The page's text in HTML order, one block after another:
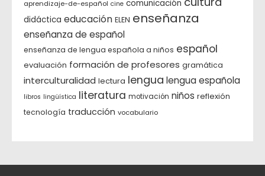
aprendizaje-de-español cine comunicación
didáctica educación ELEN enseñanza
enseñanza de español
enseñanza de lengua española a niños español
evaluación formación de profesores gramática
interculturalidad lectura lengua lengua española
libros lingüística literatura motivación niños reflexión
tecnología traducción vocabulario